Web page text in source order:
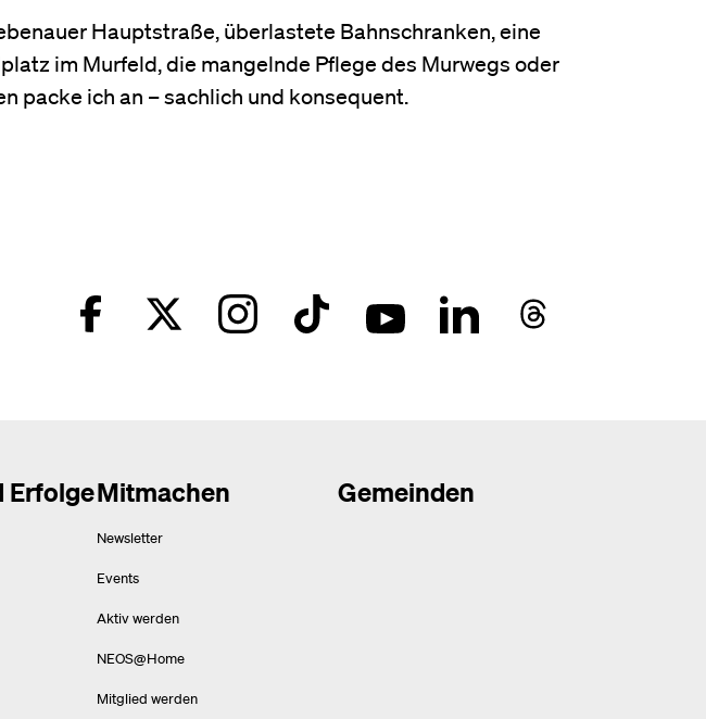
Hauptstraße, überlastete Bahnschranken, eine
im Murfeld, die mangelnde Pflege des Murwegs oder
packe ich an – sachlich und konsequent.
ErfolgeMitmachen
Newsletter
Events
Aktiv werden
NEOS@Home
Mitglied werden
Gemeinden